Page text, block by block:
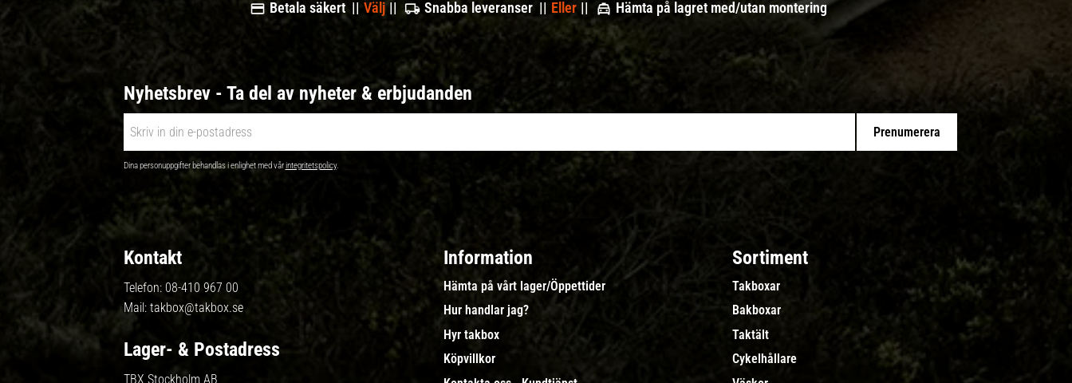
Betala säkert || Välj Snabba leveranser || Eller Hämta på lagret med/utan montering
Nyhetsbrev - Ta del av nyheter & erbjudanden
Prenumerera
Dina personuppgifter behandlas i enlighet med vårintegritetspolicy.
Kontakt
Telefon: 08-410 967 00
Mail: takbox@takbox.se
Lager- & Postadress
TBX Stockholm AB
Information
Hämta på vårt lager/Öppettider
Hur handlar jag?
Hyr takbox
Köpvillkor
Sortiment
Takboxar
Bakboxar
Taktält
Cykelhållare